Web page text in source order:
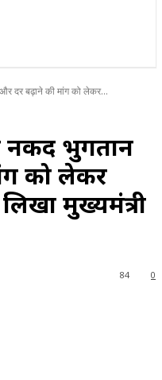
दर बढ़ाने की मांग को लेकर...
नकद भुगतान
को लेकर
मुख्यमंत्री
0
84